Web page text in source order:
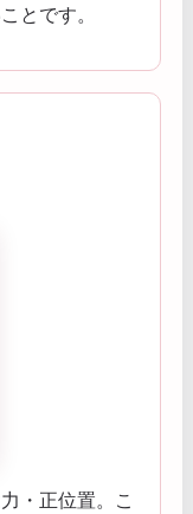
とです。
・正位置。こ